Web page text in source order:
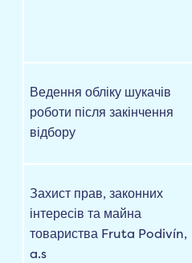
Ведення обліку шукачів
роботи після закінчення
відбору
Захист прав, законних
інтересів та майна
товариства Fruta Podivín,
a.s